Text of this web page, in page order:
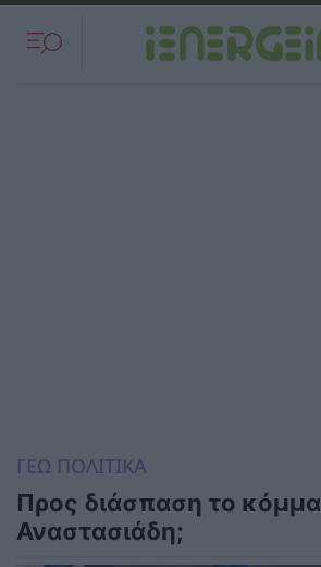
ΓΕΩ ΠΟΛΙΤΙΚΑ
Προς διάσπαση το κόμμα
Αναστασιάδη;